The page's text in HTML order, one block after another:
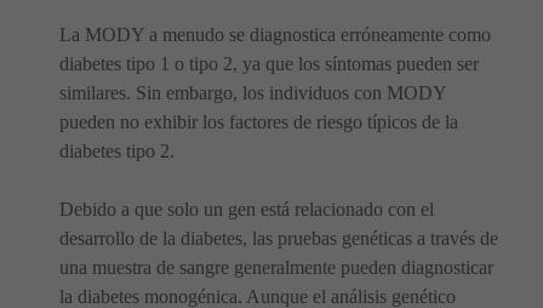
La MODY a menudo se diagnostica erróneamente como
diabetes tipo 1 o tipo 2, ya que los síntomas pueden ser
similares. Sin embargo, los individuos con MODY
pueden no exhibir los factores de riesgo típicos de la
diabetes tipo 2.
Debido a que solo un gen está relacionado con el
desarrollo de la diabetes, las pruebas genéticas a través de
una muestra de sangre generalmente pueden diagnosticar
la diabetes monogénica. Aunque el análisis genético